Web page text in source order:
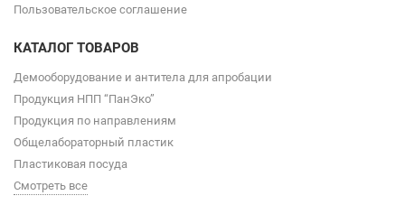
Пользовательское соглашение
КАТАЛОГ ТОВАРОВ
Демооборудование и антитела для апробации
Продукция НПП “ПанЭко”
Продукция по направлениям
Общелабораторный пластик
Пластиковая посуда
Смотреть все